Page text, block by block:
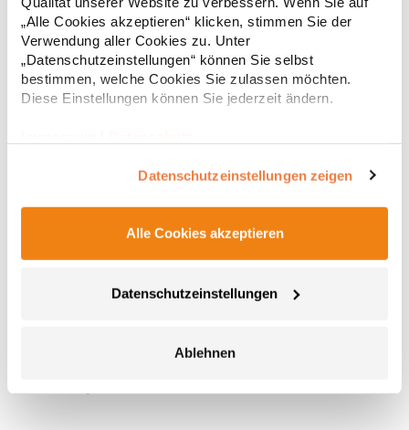
„Alle Cookies akzeptieren“ klicken, stimmen Sie der
Verwendung aller Cookies zu. Unter
„Datenschutzeinstellungen“ können Sie selbst
bestimmen, welche Cookies Sie zulassen möchten.
Diese Einstellungen können Sie jederzeit ändern.
Datenschutzeinstellungen zeigen
Alle Cookies akzeptieren
Datenschutzeinstellungen
Ablehnen
NT6157 L-merch Dokumententasche Amsterdam
GmbH & Co. KG Rheinlanddamm 199 44139 Dortmund